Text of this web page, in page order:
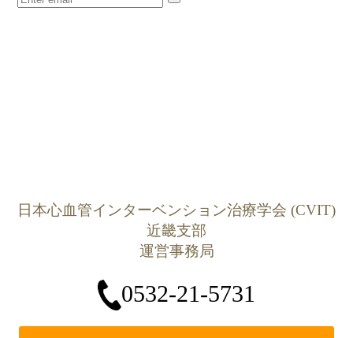
日本心血管インターベンション治療学会 (CVIT)
近畿支部
運営事務局
0532-21-5731